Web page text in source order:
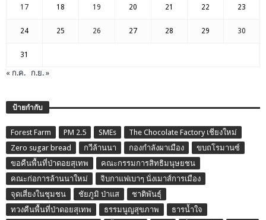
17 18 19 20 21 22 23
24 25 26 27 28 29 30
31
« ก.ค. ก.ย. »
ป้ายกำกับ
Forest Farm PM 2.5 SMEs
The Chocolate Factory เชียงใหม่
Zero sugar bread
กวีล้านนา กองกำลังผาเมือง
ขบถโรมานซ์
ขอคืนพื้นที่ป่าดอยสุเทพ
คณะกรรมการสิทธิมนุษยชน
คณะก่อการล้านนาใหม่
จิบกาแฟเบาๆ นั่งเมาส์การเมือง
จุดเสี่ยงในชุมชน
ชัยภูมิ ป่าแส
ชาติพันธุ์
ทวงคืนพื้นที่ป่าดอยสุเทพ
ธรรมนูญสุขภาพ
ธารน้ำใจ